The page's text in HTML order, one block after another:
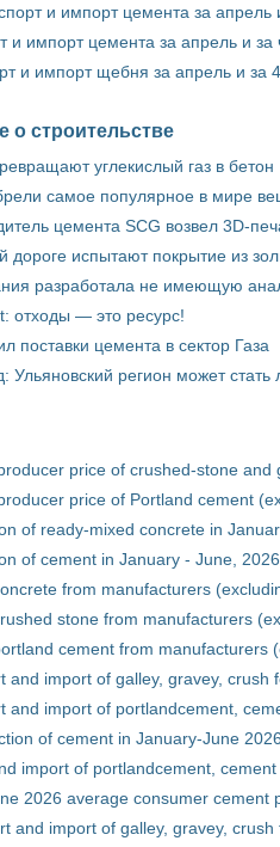
и импорт цемента за
и импорт цемента за апрель и
и импорт щебня за апрель и за
о строительстве
углекислый газ в бетон
самое популярное в мире
цемента SCG возвел 3D-
дороге испытают покрытие из
разработала не имеющую
отходы — это ресурс!
поставки цемента в сектор Газа
Ульяновский регион может
price of crushed-stone and
price of Portland cement
of ready-mixed concrete in
of cement in January - June, 2026
from manufacturers
stone from manufacturers
cement from manufacturers
and import of galley, gravey,
and import of portlandcement,
of cement in January-June
import of portlandcement,
2026 average consumer cement
and import of galley, gravey,